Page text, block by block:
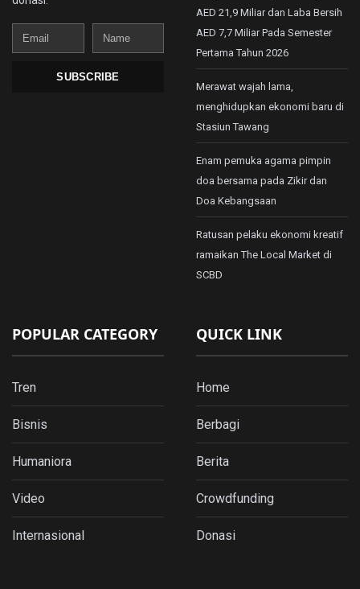
Email
Name
SUBSCRIBE
AED 21,9 Miliar dan Laba Bersih
AED 7,7 Miliar Pada Semester
Pertama Tahun 2026
Merawat wajah lama,
menghidupkan ekonomi baru di
Stasiun Tawang
Enam pemuka agama pimpin
doa bersama pada Zikir dan
Doa Kebangsaan
Ratusan pelaku ekonomi kreatif
ramaikan The Local Market di
SCBD
POPULAR CATEGORY
Tren
Bisnis
Humaniora
Video
Internasional
QUICK LINK
Home
Berbagi
Berita
Crowdfunding
Donasi